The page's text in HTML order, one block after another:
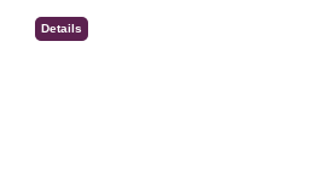
Details